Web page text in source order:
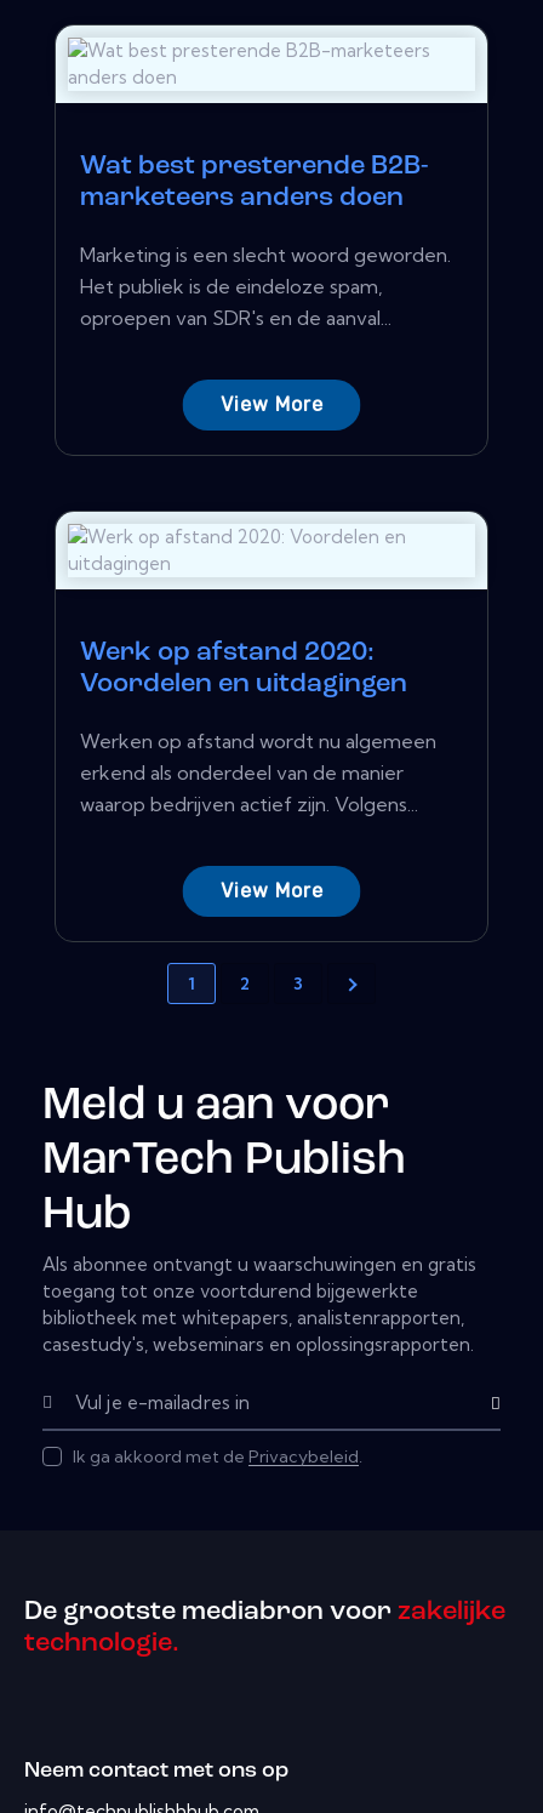
Wat best presterende B2B-
marketeers anders doen
Marketing is een slecht woord geworden.
Het publiek is de eindeloze spam,
oproepen van SDR's en de aanval...
View More
Werk op afstand 2020:
Voordelen en uitdagingen
Werken op afstand wordt nu algemeen
erkend als onderdeel van de manier
waarop bedrijven actief zijn. Volgens...
View More
1 2 3
Meld u aan voor
MarTech Publish
Hub
Als abonnee ontvangt u waarschuwingen en gratis
toegang tot onze voortdurend bijgewerkte
bibliotheek met whitepapers, analistenrapporten,
casestudy's, webseminars en oplossingsrapporten.
Subscribe
Ik ga akkoord met de Privacybeleid.
De grootste mediabron voor zakelijke
technologie.
Neem contact met ons op